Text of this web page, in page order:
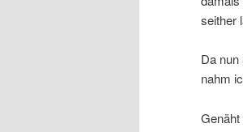
seither
Da nun
nahm
Genäht